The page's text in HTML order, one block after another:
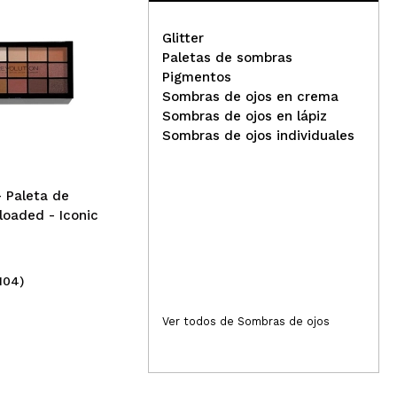
Lethal y me encanta HDA ame está colaboración,
sobras de brillo muy bien protegidas, todas las
el espejo se ve genial y por fuera es divina
Paleta de
- Iconic
Technic Cosmetics - Paleta
de sombras de ojos
Glitter
Paletas de sombras
Pigmentos
Sombras de ojos en crema
Sombras de ojos en lápiz
Sombras de ojos individuales
Ver todos de Sombras de ojos